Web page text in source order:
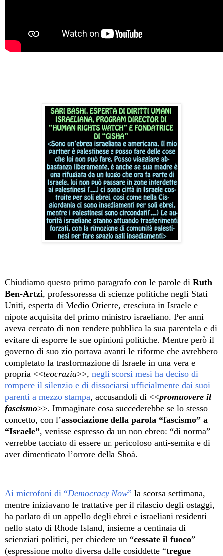
Chiudiamo questo primo paragrafo con le parole di Ruth
Ben-Artzi, professoressa di scienze politiche negli Stati
Uniti, esperta di Medio Oriente, cresciuta in Israele e
nipote acquisita del primo ministro israeliano. Per anni
aveva cercato di non rendere pubblica la sua parentela e di
evitare di esporre le sue opinioni politiche. Mentre però il
governo di suo zio portava avanti le riforme che avrebbero
completato la trasformazione di Israele in una vera e
propria <<teocrazia>>, negli scorsi mesi ha deciso di
rompere il silenzio e di dissociarsi ufficialmente dai suoi
parenti a mezzo stampa, accusandoli di <<promuovere il
fascismo>>. Immaginate cosa succederebbe se lo stesso
concetto, con l’associazione della parola “fascismo” a
“Israele”, venisse espresso da un non ebreo: “di norma”
verrebbe tacciato di essere un pericoloso anti-semita e di
aver dimenticato l’orrore della Shoà.
Ai microfoni di “Democracy Now” la scorsa settimana,
mentre iniziavano le trattative per il rilascio degli ostaggi,
ha parlato di un appello degli ebrei e israeliani residenti
nello stato di Rhode Island, insieme a centinaia di
scienziati politici, per chiedere un “cessate il fuoco”
(espressione molto diversa dalle cosiddette “tregue